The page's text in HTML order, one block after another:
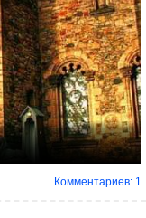
Комментариев: 1